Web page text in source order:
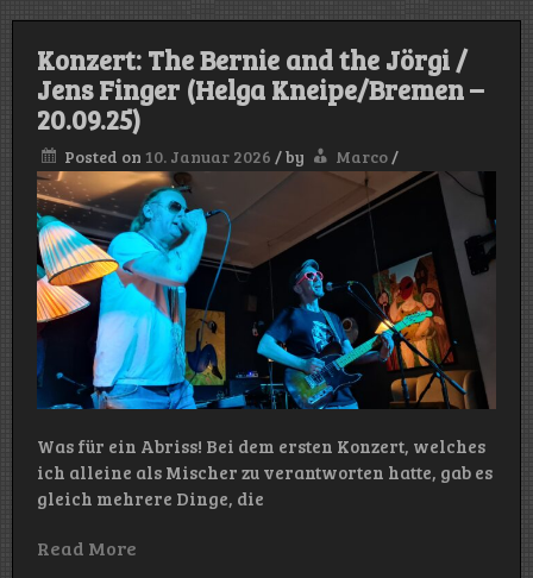
Konzert: The Bernie and the Jörgi /
Jens Finger (Helga Kneipe/Bremen –
20.09.25)
Posted on 10. Januar 2026 /by Marco/
Was für ein Abriss! Bei dem ersten Konzert, welches
ich alleine als Mischer zu verantworten hatte, gab es
gleich mehrere Dinge, die
Read More